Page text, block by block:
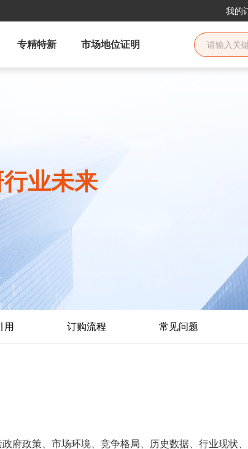
我的
专精特新 市场地位证明
业未来
用 订购流程 常见问题
府政策、市场环境、竞争格局、历史数据、行业现状